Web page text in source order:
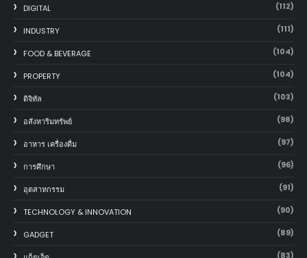
DIGITAL (112)
INDUSTRY (111)
FOOD & BEVERAGE (104)
PROPERTY (104)
ดิจิทัล (103)
อสังหาริมทรัพย์ (98)
อาหาร เครื่องดื่ม (97)
การศึกษา (96)
อุตสาหกรรม (91)
TECHNOLOGY & INNOVATION (90)
GADGET (89)
(83)